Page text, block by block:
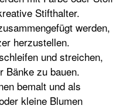
Stifthalter.
werden,
herzustellen.
und streichen,
Bänke zu bauen.
bemalt und als
kleine Blumen